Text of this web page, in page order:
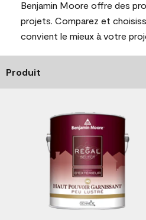
Benjamin Moore offre des
projets. Comparez et
convient le mieux à votre
Produit